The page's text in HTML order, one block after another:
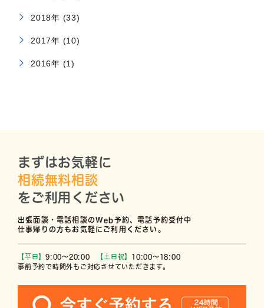
2018年 (33)
2017年 (10)
2016年 (1)
まずはお気軽に
相続無料相談
をご利用ください
出張面談・電話相談のWeb予約、電話予約受付中
仕事帰りの方もお気軽にご利用ください。
【平日】 9:00〜20:00 【土日祝】 10:00〜18:00
事前予約で時間外もご対応させていただきます。